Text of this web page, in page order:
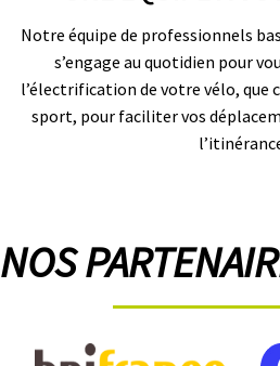
Notre équipe de professionnels
s’engage au quotidien pour
l’électrification de votre vélo, que
sport, pour faciliter vos
NOS